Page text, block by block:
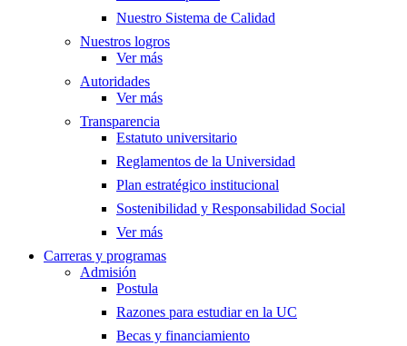
Nuestro Sistema de Calidad
Nuestros logros
Ver más
Autoridades
Ver más
Transparencia
Estatuto universitario
Reglamentos de la Universidad
Plan estratégico institucional
Sostenibilidad y Responsabilidad Social
Ver más
Carreras y programas
Admisión
Postula
Razones para estudiar en la UC
Becas y financiamiento